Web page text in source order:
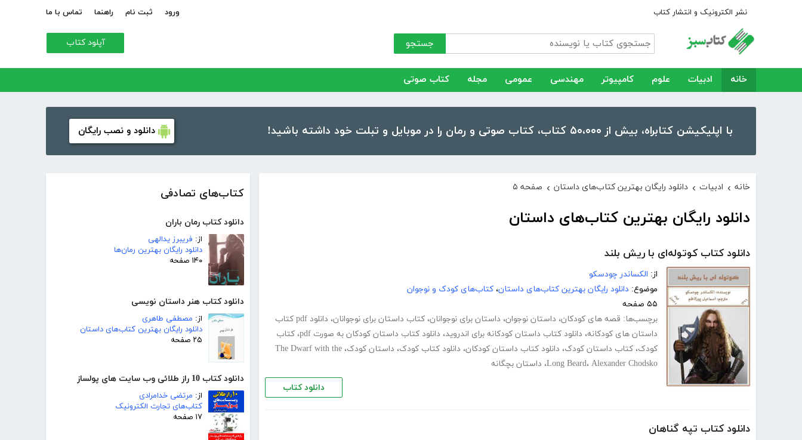
نشر الکترونیک و انتشار کتاب ورود ثبت نام راهنما تماس با ما
جستجو آپلود کتاب
خانه ادبیات علوم کامپیوتر مهندسی عمومی مجله کتاب صوتی
با اپلیکیشن کتابراه، بیش از ۵۰،۰۰۰ کتاب، کتاب صوتی و رمان را در موبایل و تبلت خود داشته باشید! دانلود و نصب رایگان
کتاب‌های تصادفی
دانلود کتاب رمان باران
از: فریبرز یدالهی
دانلود رایگان بهترین رمان‌ها
۱۴۰ صفحه
دانلود کتاب هنر داستان نویسی
از: مصطفی طاهری
دانلود رایگان بهترین کتاب‌های داستان
۲۵ صفحه
دانلود کتاب 10 راز طلائی وب سایت های پولساز
از: مرتضی خدامرادی
کتاب‌های تجارت الکترونیک
۱۷ صفحه
خانه › ادبیات › دانلود رایگان بهترین کتاب‌های داستان › صفحه ۵
دانلود رایگان بهترین کتاب‌های داستان
دانلود کتاب کوتوله‌ای با ریش بلند
از: الکساندر چودسکو
موضوع: دانلود رایگان بهترین کتاب‌های داستان، کتاب‌های کودک و نوجوان
۵۵ صفحه
برچسب‌ها: قصه های کودکان، داستان نوجوان، داستان برای نوجوانان، کتاب داستان برای نوجوانان،
دانلود pdf کتاب
داستان های کودکانه، دانلود کتاب داستان کودکانه برای اندروید، دانلود کتاب داستان کودکان به صورت pdf ، کتاب
کودک، کتاب داستان کودک، دانلود کتاب داستان کودکان، دانلود کتاب کودک، داستان کودک، The Dwarf with the
Long Beard، Alexander Chodsko ، داستان بچگانه
دانلود کتاب
دانلود کتاب تپه گناهان